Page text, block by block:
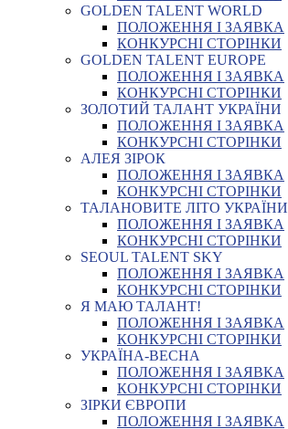
GOLDEN TALENT WORLD
ПОЛОЖЕННЯ І ЗАЯВКА
КОНКУРСНІ СТОРІНКИ
GOLDEN TALENT EUROPE
ПОЛОЖЕННЯ І ЗАЯВКА
КОНКУРСНІ СТОРІНКИ
ЗОЛОТИЙ ТАЛАНТ УКРАЇНИ
ПОЛОЖЕННЯ І ЗАЯВКА
КОНКУРСНІ СТОРІНКИ
АЛЕЯ ЗІРОК
ПОЛОЖЕННЯ І ЗАЯВКА
КОНКУРСНІ СТОРІНКИ
ТАЛАНОВИТЕ ЛІТО УКРАЇНИ
ПОЛОЖЕННЯ І ЗАЯВКА
КОНКУРСНІ СТОРІНКИ
SEOUL TALENT SKY
ПОЛОЖЕННЯ І ЗАЯВКА
КОНКУРСНІ СТОРІНКИ
Я МАЮ ТАЛАНТ!
ПОЛОЖЕННЯ І ЗАЯВКА
КОНКУРСНІ СТОРІНКИ
УКРАЇНА-ВЕСНА
ПОЛОЖЕННЯ І ЗАЯВКА
КОНКУРСНІ СТОРІНКИ
ЗІРКИ ЄВРОПИ
ПОЛОЖЕННЯ І ЗАЯВКА